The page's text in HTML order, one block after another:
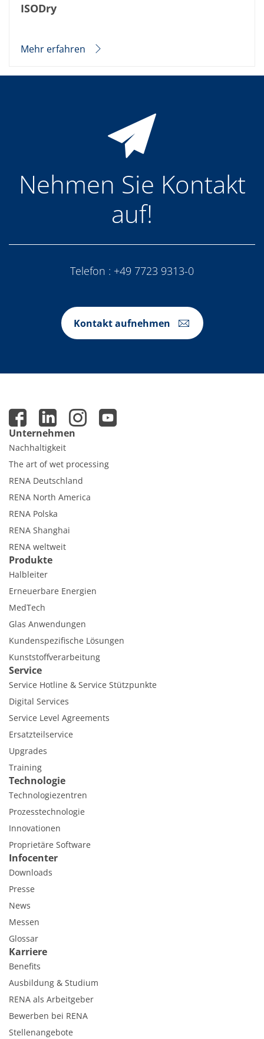
ISODry
Mehr erfahren
Nehmen Sie Kontakt
auf!
Telefon : +49 7723 9313-0
Kontakt aufnehmen
Unternehmen
Nachhaltigkeit
The art of wet processing
RENA Deutschland
RENA North America
RENA Polska
RENA Shanghai
RENA weltweit
Produkte
Halbleiter
Erneuerbare Energien
MedTech
Glas Anwendungen
Kundenspezifische Lösungen
Kunststoffverarbeitung
Service
Service Hotline & Service Stützpunkte
Digital Services
Service Level Agreements
Ersatzteilservice
Upgrades
Training
Technologie
Technologiezentren
Prozesstechnologie
Innovationen
Proprietäre Software
Infocenter
Downloads
Presse
News
Messen
Glossar
Karriere
Benefits
Ausbildung & Studium
RENA als Arbeitgeber
Bewerben bei RENA
Stellenangebote